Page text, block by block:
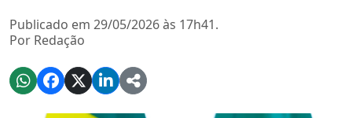
Publicado em 29/05/2026 às 17h41.
Por Redação